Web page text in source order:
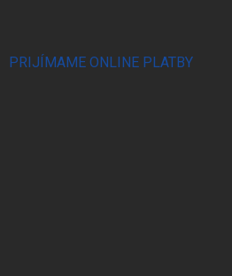
PRIJÍMAME ONLINE PLATBY